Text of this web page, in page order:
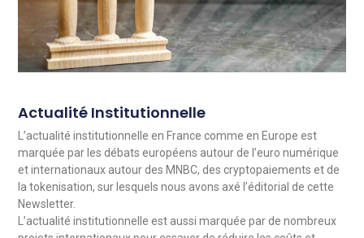
Actualité Institutionnelle
L’actualité institutionnelle en France comme en Europe est
marquée par les débats européens autour de l’euro numérique
et internationaux autour des MNBC, des cryptopaiements et de
la tokenisation, sur lesquels nous avons axé l’éditorial de cette
Newsletter.
L’actualité institutionnelle est aussi marquée par de nombreux